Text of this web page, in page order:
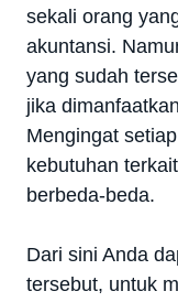
sekali orang
akuntansi.
yang sudah
jika
Mengingat
kebutuhan
berbeda-beda.
Dari sini Anda
tersebut, untuk